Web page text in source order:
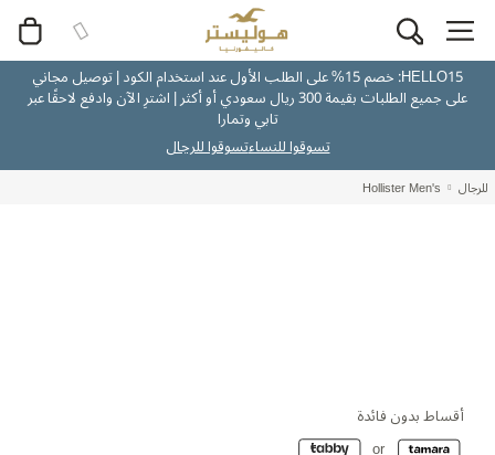
HELLO15: خصم 15% على الطلب الأول عند استخدام الكود | توصيل مجاني
على جميع الطلبات بقيمة 300 ريال سعودي أو أكثر | اشترِ الآن وادفع لاحقًا عبر
تابي وتمارا
تسوقوا للنساءتسوقوا للرجال
للرجال Hollister Men's
أقساط بدون فائدة